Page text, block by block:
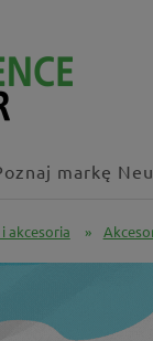
markę
akcesoria »